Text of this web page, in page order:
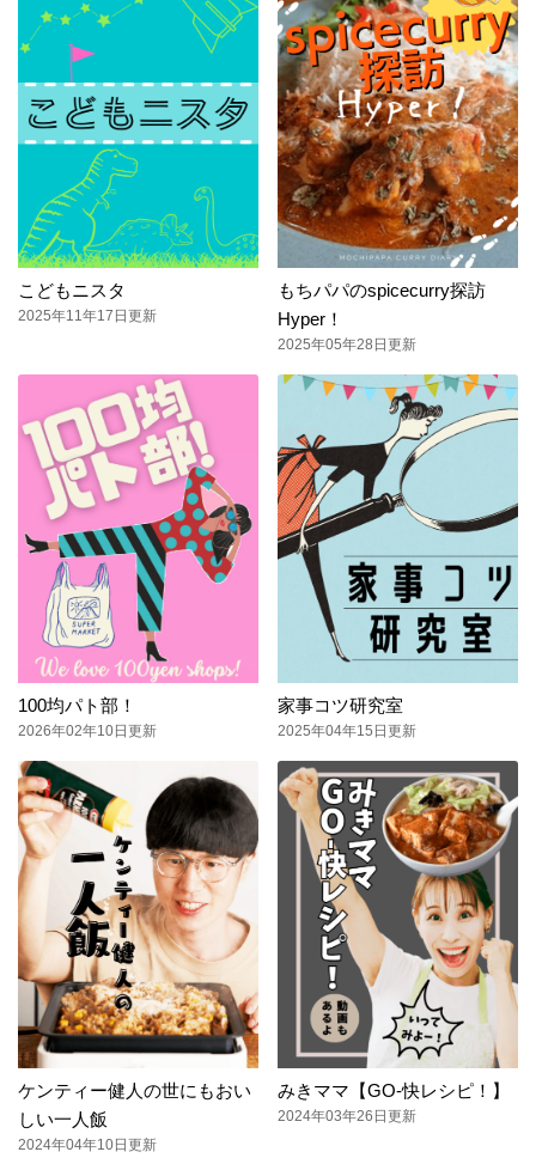
こどもニスタ
2025年11年17日更新
もちパパのspicecurry探訪
Hyper！
2025年05年28日更新
100均パト部！
2026年02年10日更新
家事コツ研究室
2025年04年15日更新
ケンティー健人の世にもおい
しい一人飯
2024年04年10日更新
みきママ【GO-快レシピ！】
2024年03年26日更新